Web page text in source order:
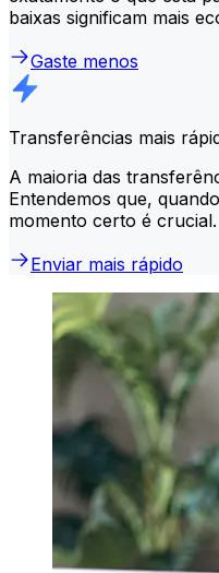
baixas significam mais
Gaste menos
Transferências mais
A maioria das
Entendemos que,
momento certo é crucial.
Enviar mais rápido